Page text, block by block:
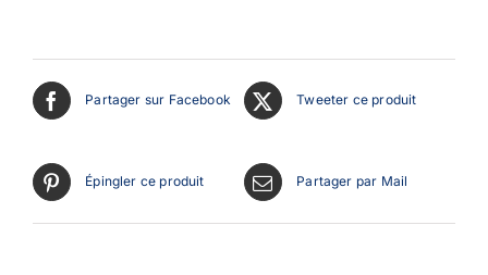
Partager sur Facebook Tweeter ce produit
Épingler ce produit Partager par Mail